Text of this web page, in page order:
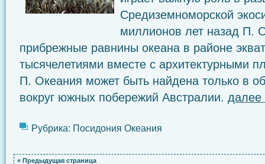
Средиземноморской
миллионов лет назад П.
прибрежные равнины океана в районе
тысячелетиями вместе с архитектурными
П. Океания может быть найдена только в
вокруг южных побережий Австралии. далее
Рубрика: Посидония Океания
« Предыдущая страница